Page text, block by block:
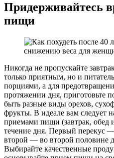
Придерживайтесь
пищи
Никогда не пропускайте
только приятным, но и
порциями, а для
протяжении дня, приготовьте
быть разные виды орехов,
фрукты. В идеале вам следует
приемами пищи (завтрак, обед
течение дня. Первый перекус
второй — во второй половине
Выбирайте качественные